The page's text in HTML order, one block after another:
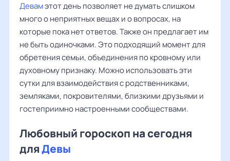
Девамэтот день позволяет не думать слишком
много о неприятных вещах и о вопросах, на
которые пока нет ответов. Также он предлагает им
не быть одиночками. Это подходящий момент для
обретения семьи, объединения по кровному или
духовному признаку. Можно использовать эти
сутки для взаимодействия с родственниками,
земляками, покровителями, близкими друзьями и
гостеприимно настроенными сообществами.
Любовный гороскоп на сегодня
дляДевы